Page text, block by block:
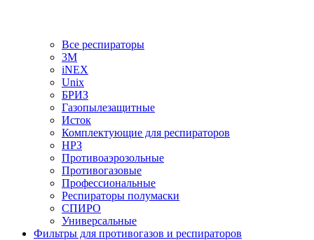
Все респираторы
3М
iNEX
Unix
БРИЗ
Газопылезащитные
Исток
Комплектующие для респираторов
НРЗ
Противоаэрозольные
Противогазовые
Профессиональные
Респираторы полумаски
СПИРО
Универсальные
Фильтры для противогазов и респираторов